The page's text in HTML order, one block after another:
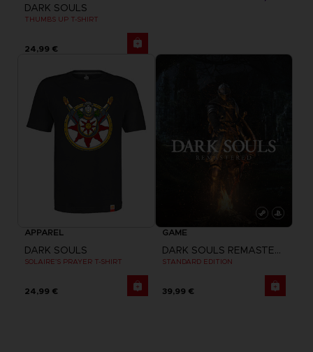
DARK SOULS
THUMBS UP T-SHIRT
24,99 €
APPAREL
DARK SOULS
SOLAIRE'S PRAYER T-SHIRT
24,99 €
GAME
DARK SOULS REMASTERED
STANDARD EDITION
39,99 €